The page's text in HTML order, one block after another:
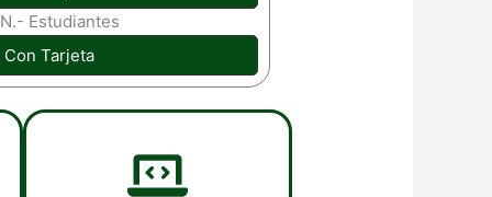
Estudiantes
Con Tarjeta